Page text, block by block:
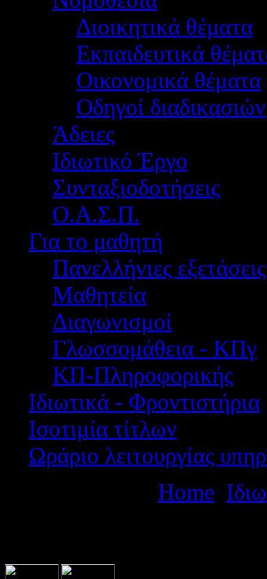
Διοικητικά θέματα
Εκπαιδευτικά
Οικονομικά θέματα
Οδηγοί διαδικασιών
Άδειες
Ιδιωτικό Έργο
Συνταξιοδοτήσεις
Ο.Α.Σ.Π.
Για το μαθητή
Πανελλήνιες εξετάσεις
Μαθητεία
Διαγωνισμοί
Γλωσσομάθεια - ΚΠγ
ΚΠ-Πληροφορικής
Ιδιωτικά - Φροντιστήρια
Ισοτιμία τίτλων
Ωράριο λειτουργίας
Home